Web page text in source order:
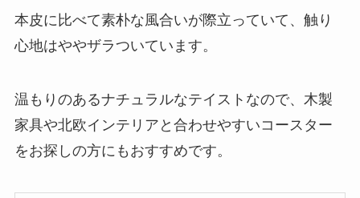
本皮に比べて素朴な風合いが際立っていて、触り
心地はややザラついています。
温もりのあるナチュラルなテイストなので、木製
家具や北欧インテリアと合わせやすいコースター
をお探しの方にもおすすめです。